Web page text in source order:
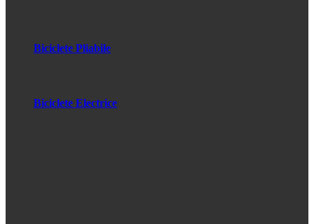
Biciclete Pliabile
Biciclete Electrice